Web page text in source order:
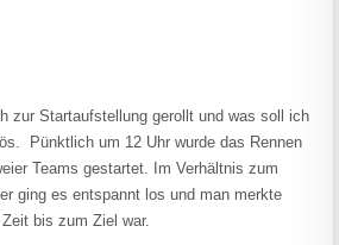
zur Startaufstellung gerollt und was soll ich
Pünktlich um 12 Uhr wurde das Rennen
Teams gestartet. Im Verhältnis zum
ging es entspannt los und man merkte
bis zum Ziel war.